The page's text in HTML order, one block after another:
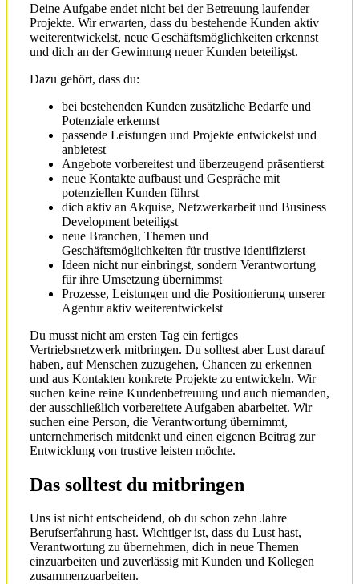
Deine Aufgabe endet nicht bei der Betreuung laufender
Projekte. Wir erwarten, dass du bestehende Kunden aktiv
weiterentwickelst, neue Geschäftsmöglichkeiten erkennst
und dich an der Gewinnung neuer Kunden beteiligst.
Dazu gehört, dass du:
bei bestehenden Kunden zusätzliche Bedarfe und
Potenziale erkennst
passende Leistungen und Projekte entwickelst und
anbietest
Angebote vorbereitest und überzeugend präsentierst
neue Kontakte aufbaust und Gespräche mit
potenziellen Kunden führst
dich aktiv an Akquise, Netzwerkarbeit und Business
Development beteiligst
neue Branchen, Themen und
Geschäftsmöglichkeiten für trustive identifizierst
Ideen nicht nur einbringst, sondern Verantwortung
für ihre Umsetzung übernimmst
Prozesse, Leistungen und die Positionierung unserer
Agentur aktiv weiterentwickelst
Du musst nicht am ersten Tag ein fertiges
Vertriebsnetzwerk mitbringen. Du solltest aber Lust darauf
haben, auf Menschen zuzugehen, Chancen zu erkennen
und aus Kontakten konkrete Projekte zu entwickeln. Wir
suchen keine reine Kundenbetreuung und auch niemanden,
der ausschließlich vorbereitete Aufgaben abarbeitet. Wir
suchen eine Person, die Verantwortung übernimmt,
unternehmerisch mitdenkt und einen eigenen Beitrag zur
Entwicklung von trustive leisten möchte.
Das solltest du mitbringen
Uns ist nicht entscheidend, ob du schon zehn Jahre
Berufserfahrung hast. Wichtiger ist, dass du Lust hast,
Verantwortung zu übernehmen, dich in neue Themen
einzuarbeiten und zuverlässig mit Kunden und Kollegen
zusammenzuarbeiten.